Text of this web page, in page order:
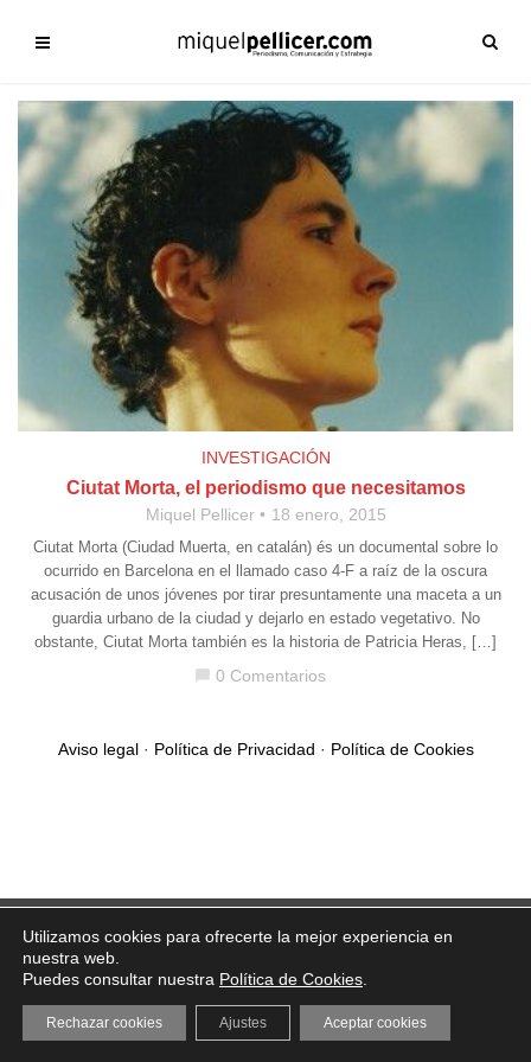
INVESTIGACIÓN
Ciutat Morta, el periodismo que necesitamos
Miquel Pellicer 18 enero, 2015
Ciutat Morta (Ciudad Muerta, en catalán) és un documental sobre lo
ocurrido en Barcelona en el llamado caso 4-F a raíz de la oscura
acusación de unos jóvenes por tirar presuntamente una maceta a un
guardia urbano de la ciudad y dejarlo en estado vegetativo. No
obstante, Ciutat Morta también es la historia de Patricia Heras, […]
0 Comentarios
Aviso legal· Política de Privacidad · Política de Cookies
Utilizamos cookies para ofrecerte la mejor experiencia en
nuestra web.
Puedes consultar nuestra Política de Cookies
Aceptar cookies
Rechazar cookies Ajustes